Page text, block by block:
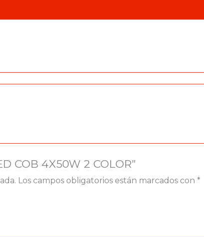
COB 4X50W 2 COLOR”
Los campos obligatorios están marcados con *